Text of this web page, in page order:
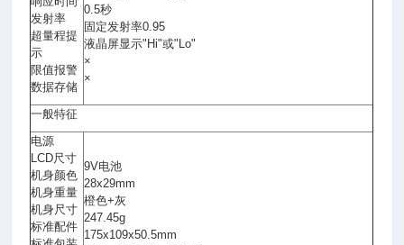
发射率
超量程提
示
限值报警
数据存储
0.5秒
固定发射率0.95
液晶屏显示"Hi"或"Lo"
×
×
一般特征
电源
LCD尺寸
机身颜色
机身重量
机身尺寸
标准配件
9V电池
28x29mm
橙色+灰
247.45g
175x109x50.5mm